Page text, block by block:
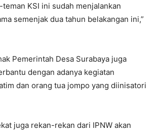
teman KSI ini sudah menjalankan
semenjak dua tahun belakangan ini,”
Pemerintah Desa Surabaya juga
dengan adanya kegiatan
dan orang tua jompo yang diinisatori
juga rekan-rekan dari IPNW akan